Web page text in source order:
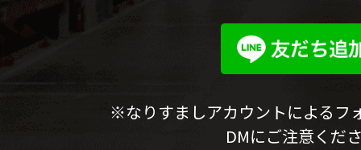
※なりすましアカウントによるフ
DMにご注意くだ